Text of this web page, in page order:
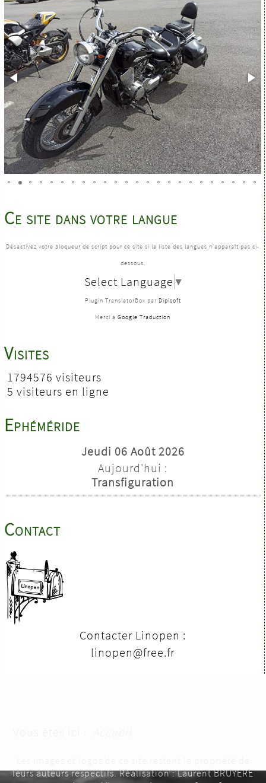
Ce site dans votre langue
Désactivez votre bloqueur de script pour ce site si la liste des langues n'apparaît pas ci-
dessous.
Select Language ▼
Plugin TranslatorBox par Dipisoft
Merci à Google Traduction
Visites
1794576 visiteurs
5 visiteurs en ligne
Ephéméride
Jeudi 06 Août 2026
Aujourd'hui :
Transfiguration
Contact
Contacter Linopen :
linopen@free.fr
leurs auteurs respectifs. Réalisation : Laurent BRUYERE